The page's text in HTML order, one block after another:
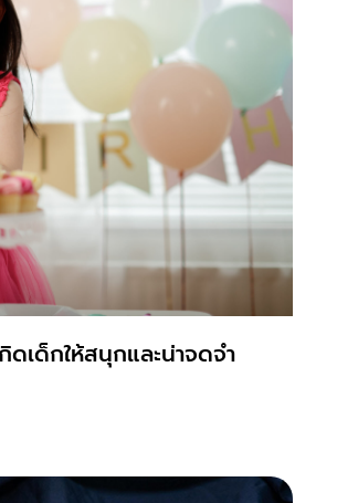
เด็กให้สนุกและน่าจดจำ